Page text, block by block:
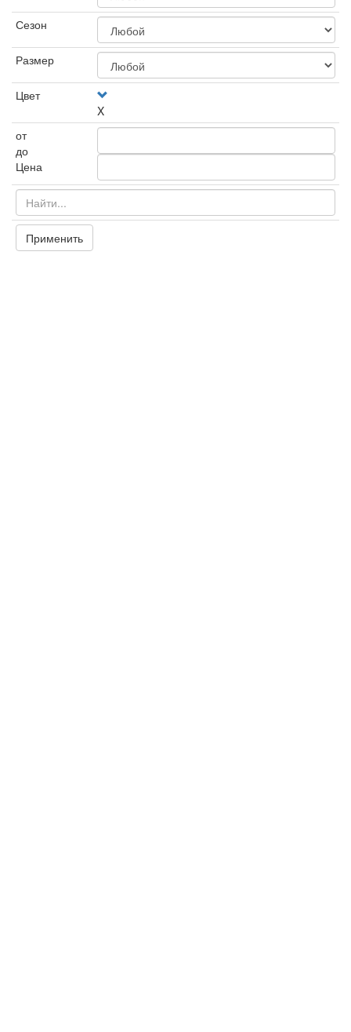
Сезон
Размер
Цвет
X
от
до
Цена
Применить